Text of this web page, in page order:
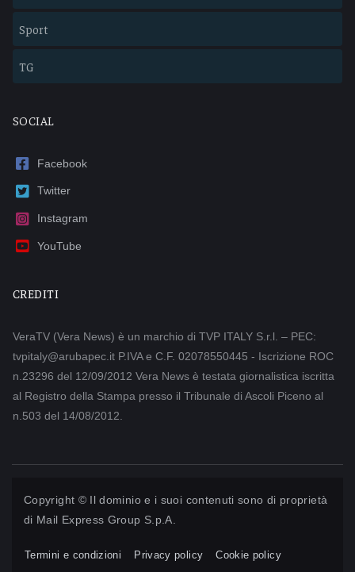
Sport
TG
SOCIAL
Facebook
Twitter
Instagram
YouTube
CREDITI
VeraTV (Vera News) è un marchio di TVP ITALY S.r.l. – PEC:
tvpitaly@arubapec.it P.IVA e C.F. 02078550445 - Iscrizione ROC
n.23296 del 12/09/2012 Vera News è testata giornalistica iscritta
al Registro della Stampa presso il Tribunale di Ascoli Piceno al
n.503 del 14/08/2012.
Copyright © Il dominio e i suoi contenuti sono di proprietà
di Mail Express Group S.p.A.
Termini e condizioni Privacy policy Cookie policy